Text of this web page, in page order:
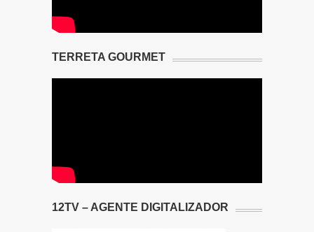
TERRETA GOURMET
12TV – AGENTE DIGITALIZADOR